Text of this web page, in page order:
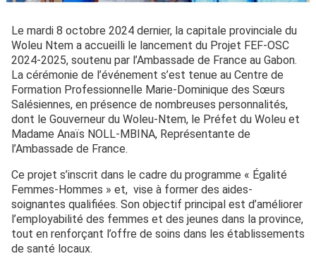
Le mardi 8 octobre 2024 dernier, la capitale provinciale du
Woleu Ntem a accueilli le lancement du Projet FEF-OSC
2024-2025, soutenu par l’Ambassade de France au Gabon.
La cérémonie de l’événement s’est tenue au Centre de
Formation Professionnelle Marie-Dominique des Sœurs
Salésiennes, en présence de nombreuses personnalités,
dont le Gouverneur du Woleu-Ntem, le Préfet du Woleu et
Madame Anaïs NOLL-MBINA, Représentante de
l’Ambassade de France.
Ce projet s’inscrit dans le cadre du programme « Égalité
Femmes-Hommes » et, vise à former des aides-
soignantes qualifiées. Son objectif principal est d’améliorer
l’employabilité des femmes et des jeunes dans la province,
tout en renforçant l’offre de soins dans les établissements
de santé locaux.